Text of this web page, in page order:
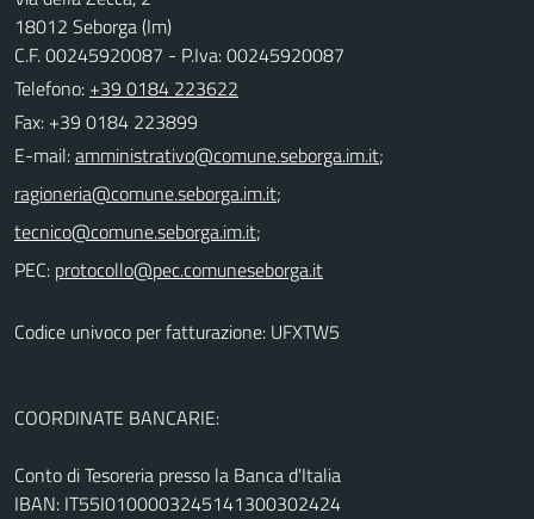
18012 Seborga (Im)
C.F. 00245920087 - P.Iva: 00245920087
Telefono: +39 0184 223622
Fax: +39 0184 223899
E-mail:
;
;
;
PEC:
Codice univoco per fatturazione: UFXTW5
COORDINATE BANCARIE:
Conto di Tesoreria presso la Banca d'Italia
IBAN: IT55I0100003245141300302424